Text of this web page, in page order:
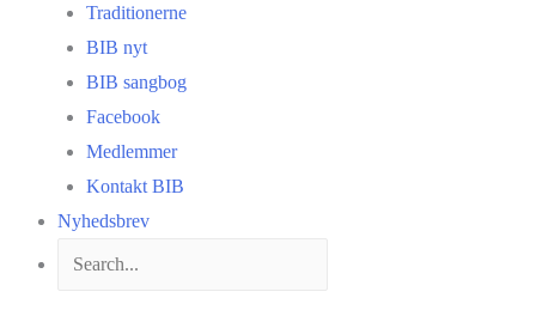
Traditionerne
BIB nyt
BIB sangbog
Facebook
Medlemmer
Kontakt BIB
Nyhedsbrev